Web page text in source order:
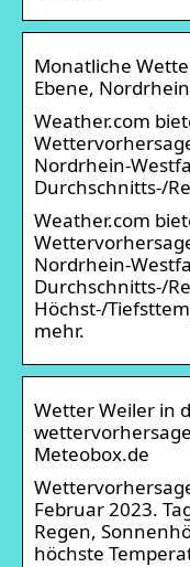
Monatliche
Ebene,
Weather.com
Nordrhein-
Durchschnitts-/
Weather.com
Nordrhein-
Durchschnitts-/
Höchst-/
mehr.
Wetter Weiler in
Meteobox.de
Februar 2023.
Regen,
höchste